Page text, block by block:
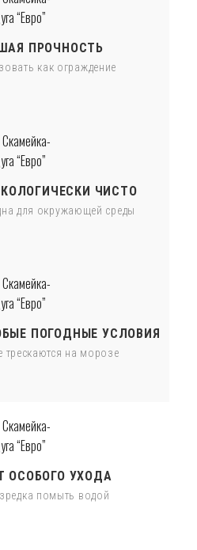
ПРОЧНОСТЬ
как ограждение
ЧИСТО
для окружающей среды
ПОГОДНЫЕ УСЛОВИЯ
трескаются на морозе
ОСОБОГО УХОДА
помыть водой